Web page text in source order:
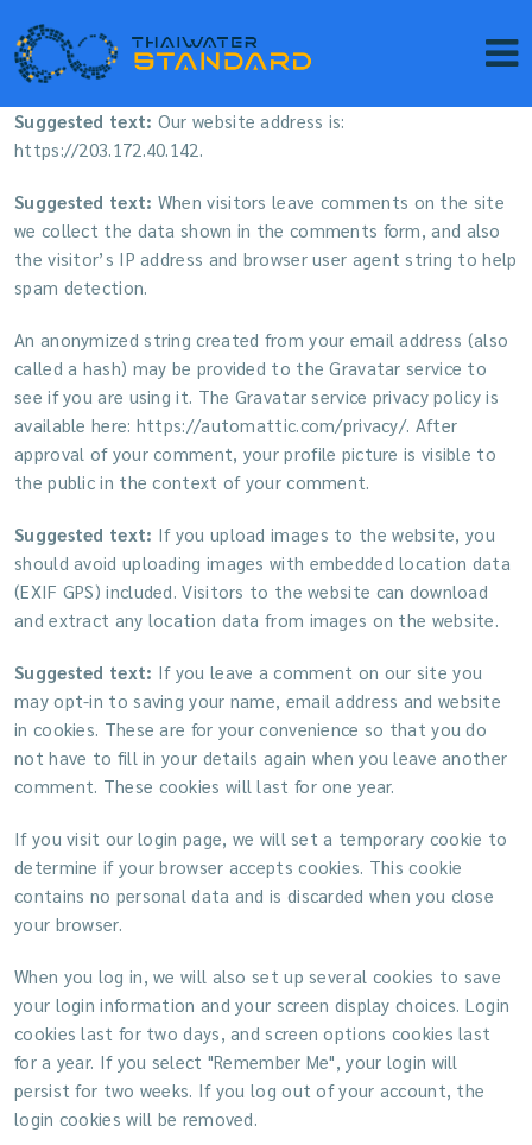
Suggested text: Our website address is:
https://203.172.40.142.
Suggested text: When visitors leave comments on the site
we collect the data shown in the comments form, and also
the visitor’s IP address and browser user agent string to help
spam detection.
An anonymized string created from your email address (also
called a hash) may be provided to the Gravatar service to
see if you are using it. The Gravatar service privacy policy is
available here: https://automattic.com/privacy/. After
approval of your comment, your profile picture is visible to
the public in the context of your comment.
Suggested text: If you upload images to the website, you
should avoid uploading images with embedded location data
(EXIF GPS) included. Visitors to the website can download
and extract any location data from images on the website.
Suggested text: If you leave a comment on our site you
may opt-in to saving your name, email address and website
in cookies. These are for your convenience so that you do
not have to fill in your details again when you leave another
comment. These cookies will last for one year.
If you visit our login page, we will set a temporary cookie to
determine if your browser accepts cookies. This cookie
contains no personal data and is discarded when you close
your browser.
When you log in, we will also set up several cookies to save
your login information and your screen display choices. Login
cookies last for two days, and screen options cookies last
for a year. If you select "Remember Me", your login will
persist for two weeks. If you log out of your account, the
login cookies will be removed.